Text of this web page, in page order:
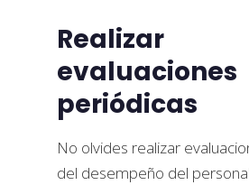
Realizar
evaluaciones
periódicas
No olvides realizar
del desempeño del